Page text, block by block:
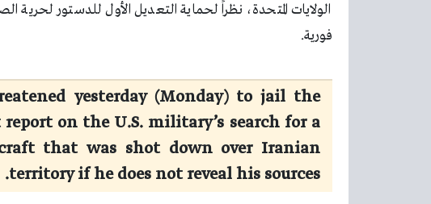
الولايات المتحدة، نظراً لحماية التعديل الأول للدستور
فورية.
yesterday (Monday) to jail the
on the U.S. military’s search for a
that was shot down over Iranian
territory if he does not reveal his sources.